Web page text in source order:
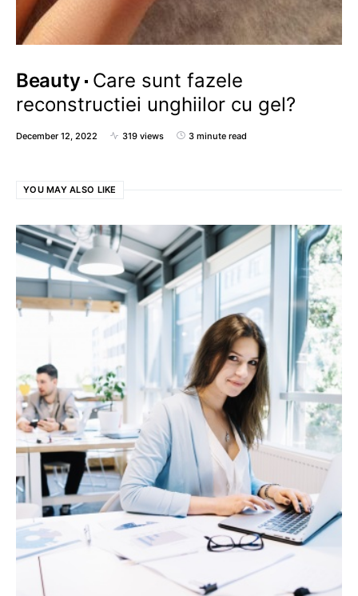
Beauty Care sunt fazele
reconstructiei unghiilor cu gel?
December 12, 2022 319 views 3 minute read
YOU MAY ALSO LIKE